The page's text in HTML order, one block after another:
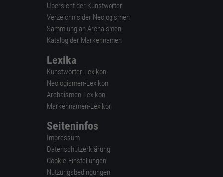
Übersicht der Kunstwörter
Verzeichnis der Neologismen
Sammlung an Archaismen
Katalog der Markennamen
Lexika
Kunstwörter-Lexikon
Neologismen-Lexikon
Archaismen-Lexikon
Markennamen-Lexikon
Seiteninfos
Impressum
Datenschutzerklärung
Cookie-Einstellungen
Nutzungsbedingungen